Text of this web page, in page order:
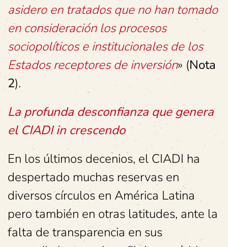
asidero en tratados que no han tomado
en consideración los procesos
sociopolíticos e institucionales de los
Estados receptores de inversión» (Nota
2).
La profunda desconfianza que genera
el CIADI in crescendo
En los últimos decenios, el CIADI ha
despertado muchas reservas en
diversos círculos en América Latina
pero también en otras latitudes, ante la
falta de transparencia en sus